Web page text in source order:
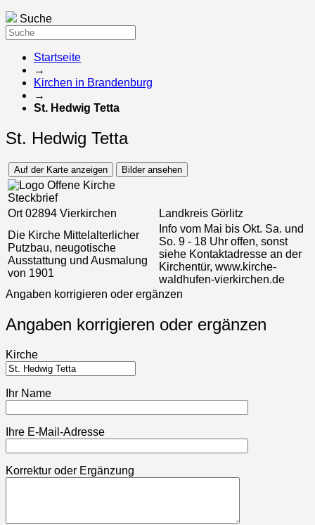
Suche
Startseite
→
Kirchen in Brandenburg
→
St. Hedwig Tetta
St. Hedwig Tetta
Auf der Karte anzeigen Bilder ansehen
Steckbrief
Ort02894 Vierkirchen Landkreis Görlitz
Die Kirche Mittelalterlicher
Putzbau, neugotische
Ausstattung und Ausmalung
von 1901
Info vom Mai bis Okt. Sa. und
So. 9 - 18 Uhr offen, sonst
siehe Kontaktadresse an der
Kirchentür, www.kirche-
waldhufen-vierkirchen.de
Angaben korrigieren oder ergänzen
Angaben korrigieren oder ergänzen
Kirche
Ihr Name
Ihre E-Mail-Adresse
Korrektur oder Ergänzung